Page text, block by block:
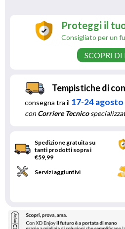
Proteggi il
Consigliato per un
SCOPRI DI
Tempistiche di
consegna tra il 17-24 agosto
conCorriere Tecnico
Spedizione gratuita su
tanti prodotti sopra i
€59,99
Servizi aggiuntivi